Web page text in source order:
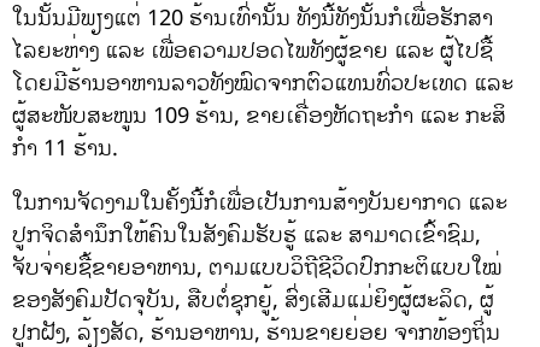
ໃນນັ້ນມີພຽງແຕ່ 120 ຮ້ານເທົ່ານັ້ນ ທັງນີ້ທັງນັ້ນກໍເພື່ອຮັກສາ
ໄລຍະຫ່າງ ແລະ ເພື່ອຄວາມປອດໄພທັງຜູ້ຂາຍ ແລະ ຜູ້ໄປຊື້
ໂດຍມີຮ້ານອາຫານລາວທັງໝົດຈາກຕົວແທນທົ່ວປະເທດ ແລະ
ຜູ້ສະໜັບສະໜູນ 109 ຮ້ານ, ຂາຍເຄື່ອງຫັດຖະກໍາ ແລະ ກະສິ
ກໍາ 11 ຮ້ານ.
ໃນການຈັດງາມໃນຄັ້ງນີ້ກໍເພື່ອເປັນການສ້າງບັນຍາກາດ ແລະ
ປູກຈິດສໍານຶກໃຫ້ຄົນໃນສັງຄົມຮັບຮູ້ ແລະ ສາມາດເຂົ້າຊົມ,
ຈັບຈ່າຍຊື້ຂາຍອາຫານ, ຕາມແບບວິຖີຊີວິດປົກກະຕິແບບໃໝ່
ຂອງສັງຄົມປັດຈຸບັນ, ສືບຕໍ່ຊຸກຍູ້, ສົ່ງເສີມແມ່ຍິງຜູ້ຜະລິດ, ຜູ້
ປູກຝັງ, ລ້ຽງສັດ, ຮ້ານອາຫານ, ຮ້ານຂາຍຍ່ອຍ ຈາກທ້ອງຖິ່ນ